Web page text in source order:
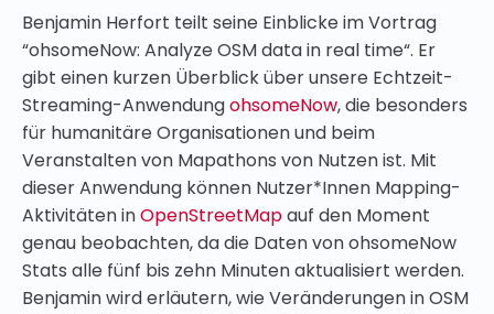
Benjamin Herfort teilt seine Einblicke im Vortrag
“ohsomeNow: Analyze OSM data in real time“. Er
gibt einen kurzen Überblick über unsere Echtzeit-
Streaming-AnwendungohsomeNow, die besonders
für humanitäre Organisationen und beim
Veranstalten von Mapathons von Nutzen ist. Mit
dieser Anwendung können Nutzer*Innen Mapping-
Aktivitäten inOpenStreetMapauf den Moment
genau beobachten, da die Daten von ohsomeNow
Stats alle fünf bis zehn Minuten aktualisiert werden.
Benjamin wird erläutern, wie Veränderungen in OSM